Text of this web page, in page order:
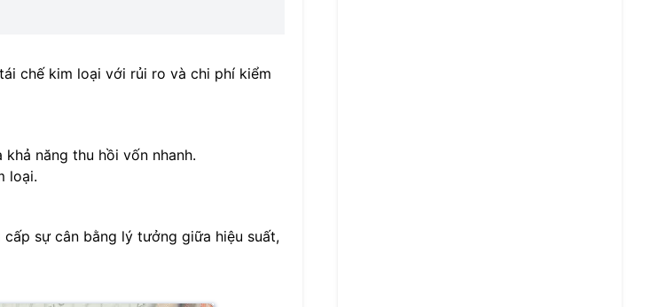
chế kim loại với rủi ro và chi phí kiểm
năng thu hồi vốn nhanh.
loại.
sự cân bằng lý tưởng giữa hiệu suất,